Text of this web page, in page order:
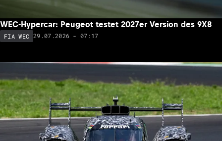
WEC-Hypercar: Peugeot testet 2027er Version des 9X8
FIA WEC 29.07.2026 - 07:17